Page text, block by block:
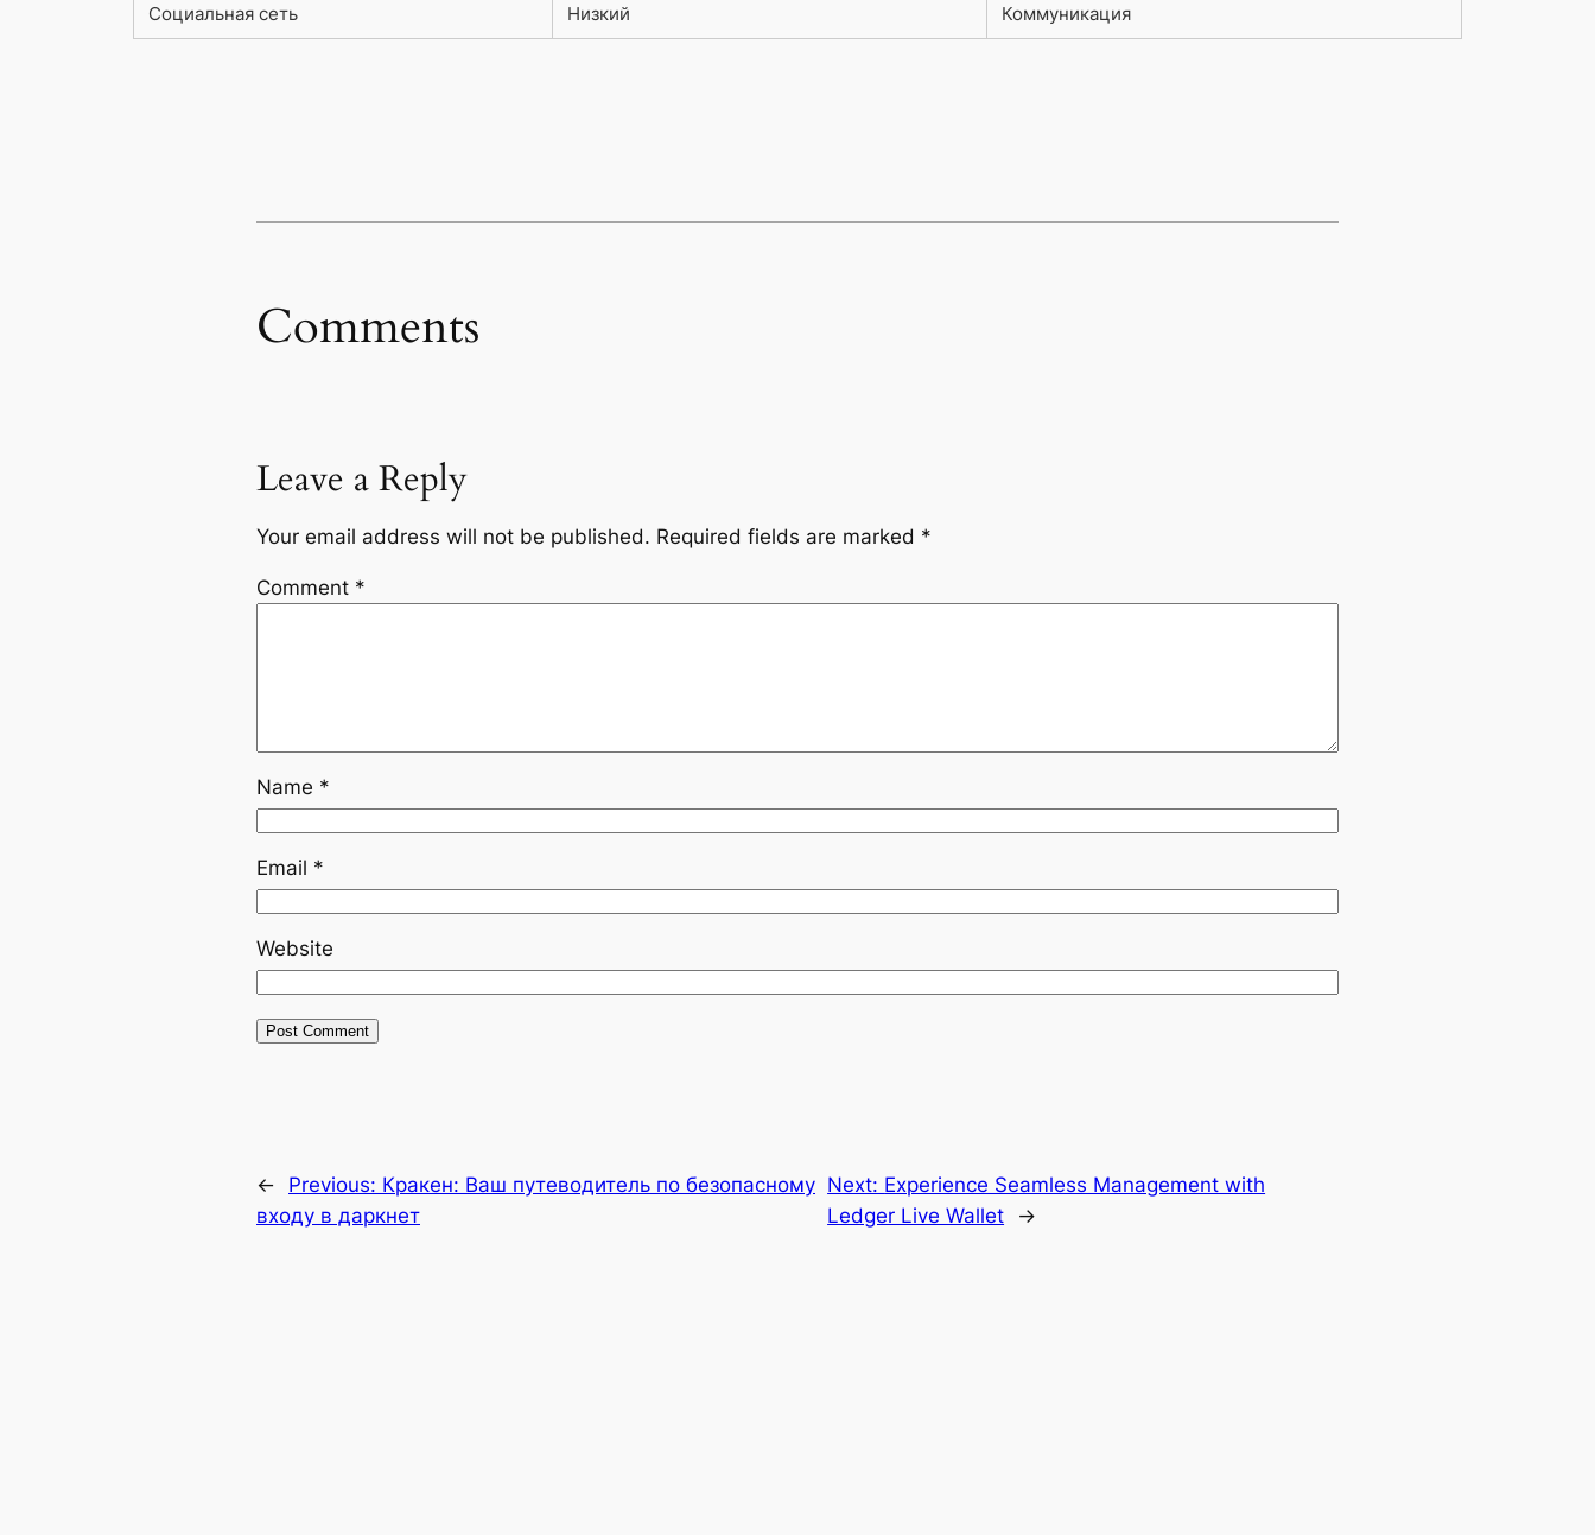
Социальная сеть Низкий Коммуникация
Comments
Leave a Reply
Your email address will not be published. Required fields are marked *
Comment *
Name *
Email *
Website
← Previous: Кракен: Ваш путеводитель по безопасному
входу в даркнет
Next: Experience Seamless Management with
Ledger Live Wallet
→